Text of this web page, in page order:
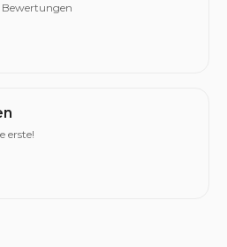
Bewertungen
erste!